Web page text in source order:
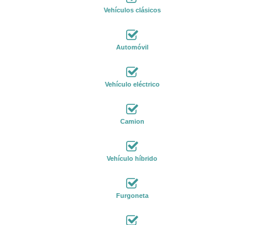
Vehículos clásicos
Automóvil
Vehículo eléctrico
Camion
Vehículo híbrido
Furgoneta